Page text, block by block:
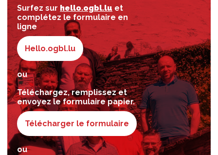
Surfez sur hello.ogbl.lu et
complétez le formulaire en
ligne
Hello.ogbl.lu
ou
Téléchargez, remplissez et
envoyez le formulaire papier.
Télécharger le formulaire
ou